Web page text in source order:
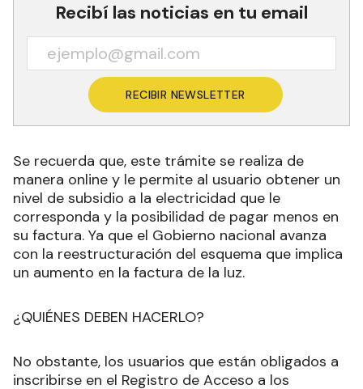
Recibí las noticias en tu email
RECIBIR NEWSLETTER
Se recuerda que, este trámite se realiza de
manera online y le permite al usuario obtener un
nivel de subsidio a la electricidad que le
corresponda y la posibilidad de pagar menos en
su factura. Ya que el Gobierno nacional avanza
con la reestructuración del esquema que implica
un aumento en la factura de la luz.
¿QUIÉNES DEBEN HACERLO?
No obstante, los usuarios que están obligados a
inscribirse en el Registro de Acceso a los